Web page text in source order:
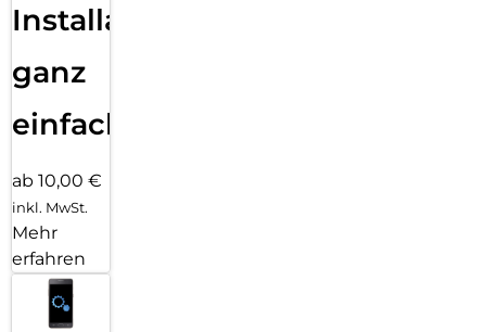
Installation
ganz
einfach
ab 10,00 €
inkl. MwSt.
Mehr
erfahren